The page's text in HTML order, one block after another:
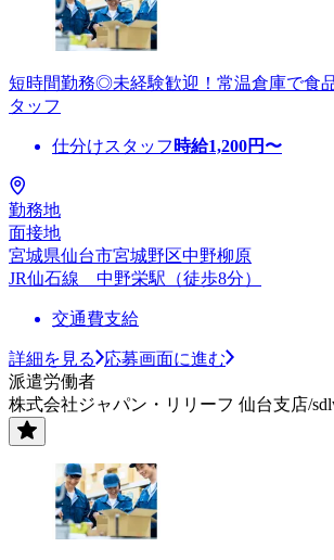
短時間勤務◎未経験歓迎！常温倉庫で食
タッフ
仕分けスタッフ 時給1,200円〜
勤務地
面接地
宮城県仙台市宮城野区中野柳原
JR仙石線 中野栄駅（徒歩8分）
交通費支給
詳細を見る
応募画面に進む
派遣労働者
株式会社ジャパン・リリーフ 仙台支店/